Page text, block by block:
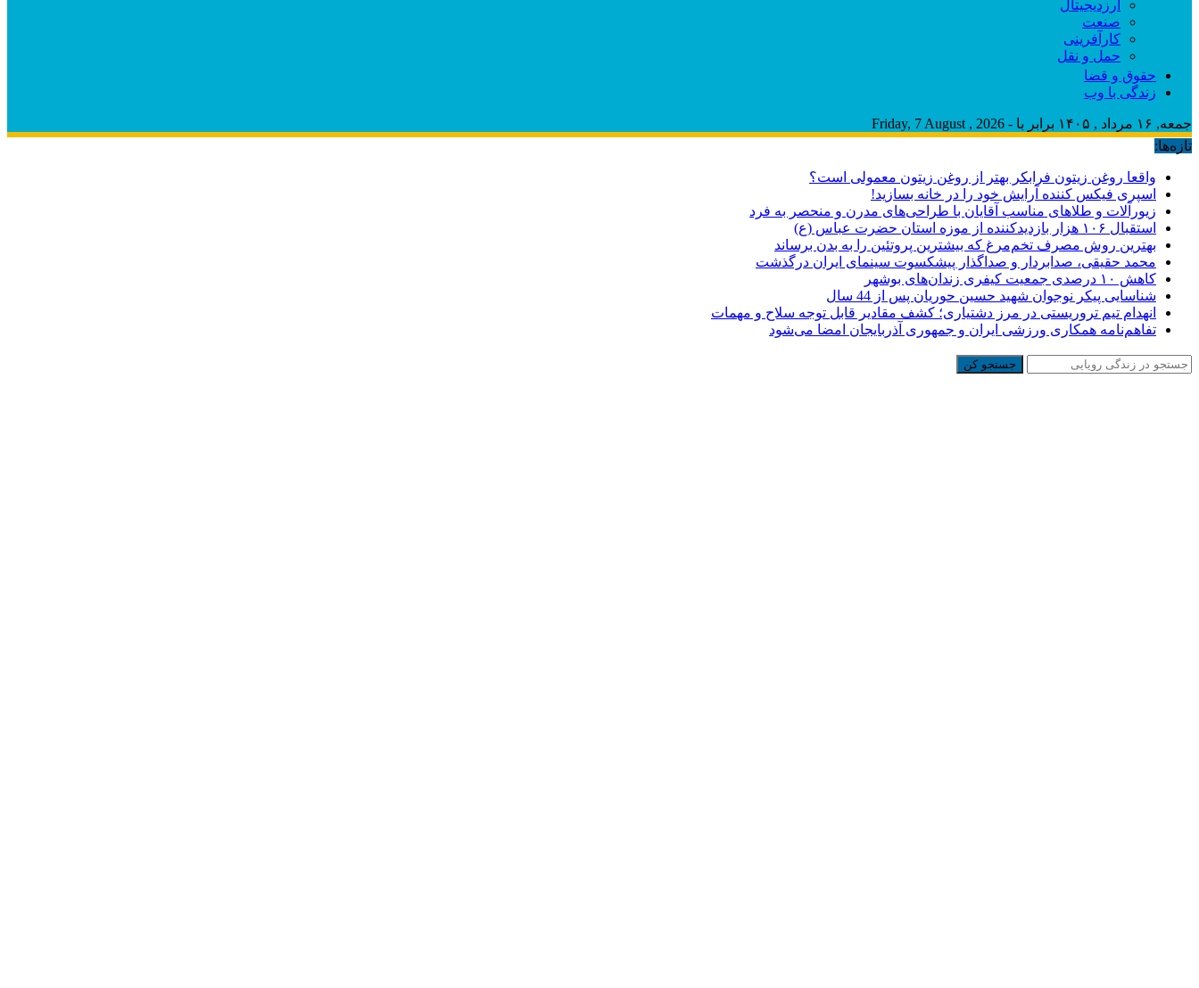
ارزدیجیتال
صنعت
کارآفرینی
حمل و نقل
حقوق و قضا
زندگی با وب
جمعه, ۱۶ مرداد , ۱۴۰۵ برابر با - Friday, 7 August , 2026
تازه‌ها:
واقعا روغن زیتون فرابکر بهتر از روغن زیتون معمولی است؟
اسپری فیکس کننده آرایش خود را در خانه بسازید!
زیورآلات و طلاهای مناسب آقایان با طراحی‌های مدرن و منحصر به فرد
استقبال ۱۰۶ هزار بازدیدکننده از موزه استان حضرت عباس (ع)
بهترین روش مصرف تخم‌مرغ که بیشترین پروتئین را به بدن برساند
محمد حقیقی، صدابردار و صداگذار پیشکسوت سینمای ایران درگذشت
کاهش ۱۰ درصدی جمعیت کیفری زندان‌های بوشهر
شناسایی پیکر نوجوان شهید حسین حوریان پس از 44 سال
انهدام تیم تروریستی در مرز دشتیاری؛ کشف مقادیر قابل توجه سلاح و مهمات
تفاهم‌نامه همکاری ورزشی ایران و جمهوری آذربایجان امضا می‌شود
جستجو کن